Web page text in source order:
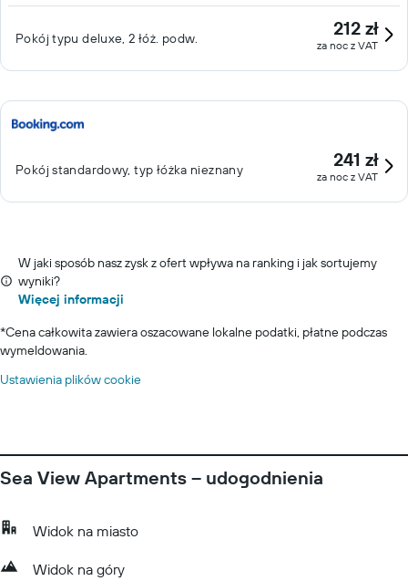
Pokój typu deluxe, 2 łóż. podw. 212 zł
za noc z VAT
Pokój standardowy, typ łóżka nieznany 241 zł
za noc z VAT
W jaki sposób nasz zysk z ofert wpływa na ranking i jak sortujemy
wyniki?
Więcej informacji
*Cena całkowita zawiera oszacowane lokalne podatki, płatne podczas
wymeldowania.
Ustawienia plików cookie
Sea View Apartments – udogodnienia
Widok na miasto
Widok na góry